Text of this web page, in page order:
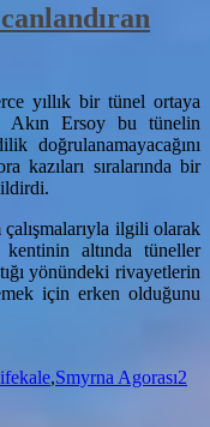
yıllık bir tünel ortaya
Akın Ersoy bu tünelin
doğrulanamayacağını
kazıları sıralarında bir
ilgili olarak
kentinin altında tüneller
yönündeki rivayetlerin
için erken olduğunu
,Smyrna Agorası2